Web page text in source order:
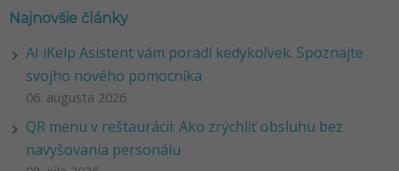
Najnovšie články
AI iKelp Asistent vám poradí kedykoľvek. Spoznajte
svojho nového pomocníka
06. augusta 2026
QR menu v reštaurácii: Ako zrýchliť obsluhu bez
navyšovania personálu